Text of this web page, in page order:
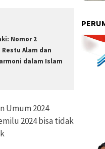
Nomor 2
Alam dan
dalam Islam
Umum 2024
2024 bisa tidak